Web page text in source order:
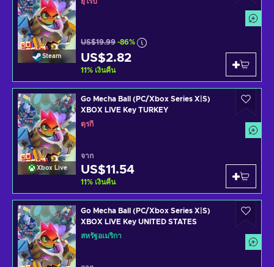
Steam
US$19.99 -86%
US$2.82
11% เงินคืน
Xbox Live
Go Mecha Ball (PC/Xbox Series X|S)
XBOX LIVE Key TURKEY
ตุรกี
จาก
US$11.54
11% เงินคืน
Go Mecha Ball (PC/Xbox Series X|S)
XBOX LIVE Key UNITED STATES
สหรัฐอเมริกา